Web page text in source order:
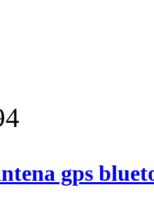
gps